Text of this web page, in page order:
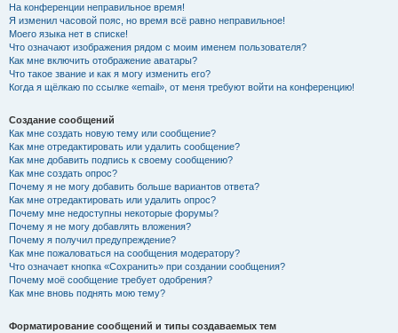
На конференции неправильное время!
Я изменил часовой пояс, но время всё равно неправильное!
Моего языка нет в списке!
Что означают изображения рядом с моим именем пользователя?
Как мне включить отображение аватары?
Что такое звание и как я могу изменить его?
Когда я щёлкаю по ссылке «email», от меня требуют войти на конференцию!
Создание сообщений
Как мне создать новую тему или сообщение?
Как мне отредактировать или удалить сообщение?
Как мне добавить подпись к своему сообщению?
Как мне создать опрос?
Почему я не могу добавить больше вариантов ответа?
Как мне отредактировать или удалить опрос?
Почему мне недоступны некоторые форумы?
Почему я не могу добавлять вложения?
Почему я получил предупреждение?
Как мне пожаловаться на сообщения модератору?
Что означает кнопка «Сохранить» при создании сообщения?
Почему моё сообщение требует одобрения?
Как мне вновь поднять мою тему?
Форматирование сообщений и типы создаваемых тем